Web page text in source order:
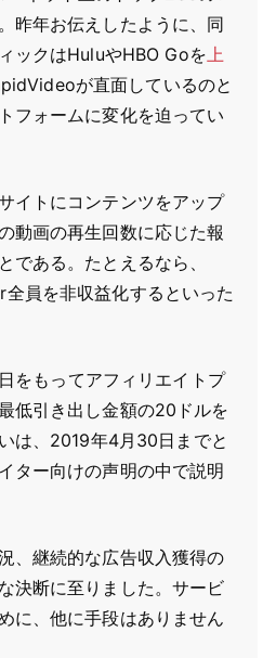
昨年お伝えしたように、同
ックはHuluやHBO Goを上
が直面しているのと
フォームに変化を迫ってい
イトにコンテンツをアップ
動画の再生回数に応じた報
である。たとえるなら、
員を非収益化するといった
をもってアフィリエイトプ
低引き出し金額の20ドルを
は、2019年4月30日までと
ター向けの声明の中で説明
、継続的な広告収入獲得の
決断に至りました。サービ
に、他に手段はありません